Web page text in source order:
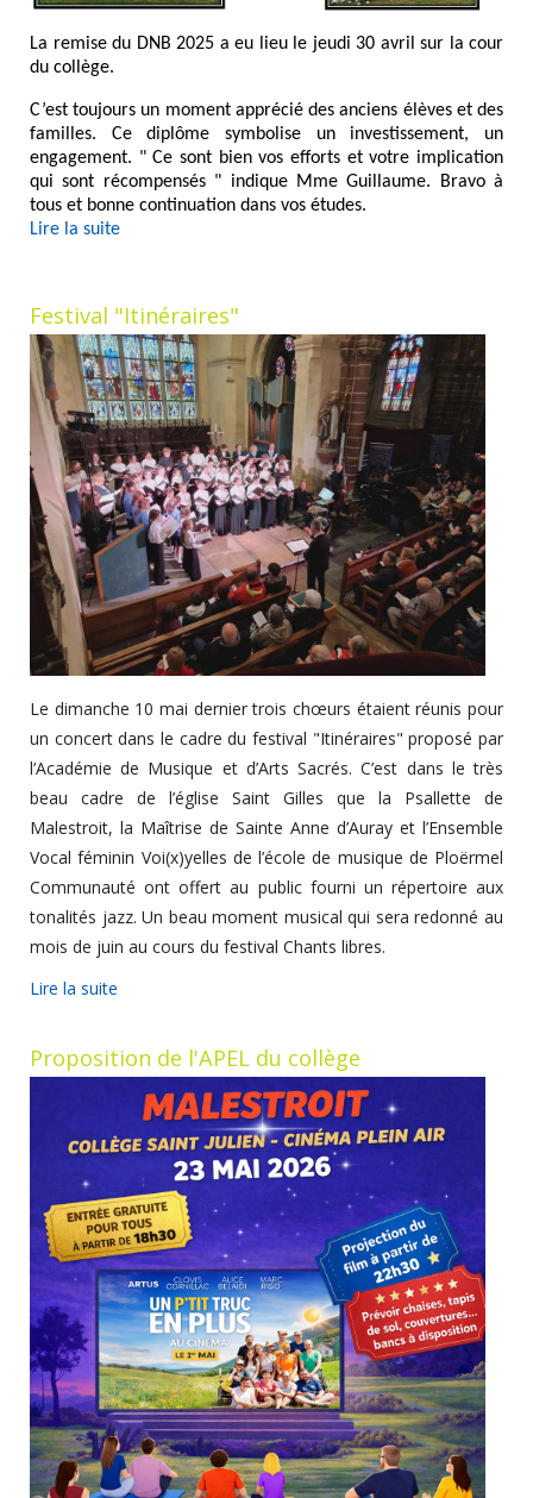
La remise du DNB 2025 a eu lieu le jeudi 30 avril sur la cour
du collège.
C’est toujours un moment apprécié des anciens élèves et des
familles. Ce diplôme symbolise un investissement, un
engagement. " Ce sont bien vos efforts et votre implication
qui sont récompensés " indique Mme Guillaume. Bravo à
tous et bonne continuation dans vos études.
Lire la suite
Festival "Itinéraires"
Le dimanche 10 mai dernier trois chœurs étaient réunis pour
un concert dans le cadre du festival "Itinéraires" proposé par
l’Académie de Musique et d’Arts Sacrés. C’est dans le très
beau cadre de l’église Saint Gilles que la Psallette de
Malestroit, la Maîtrise de Sainte Anne d’Auray et l’Ensemble
Vocal féminin Voi(x)yelles de l’école de musique de Ploërmel
Communauté ont offert au public fourni un répertoire aux
tonalités jazz. Un beau moment musical qui sera redonné au
mois de juin au cours du festival Chants libres.
Lire la suite
Proposition de l'APEL du collège